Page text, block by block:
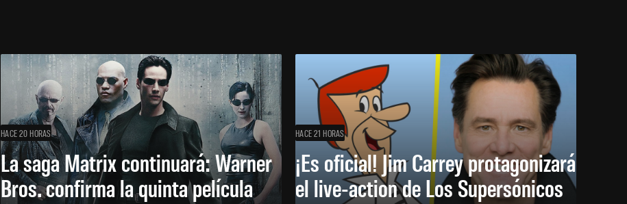
HACE 20 HORAS
La saga Matrix continuará: Warner
Bros. confirma la quinta película
HACE 21 HORAS
¡Es oficial! Jim Carrey protagonizará
el live-action de Los Supersónicos